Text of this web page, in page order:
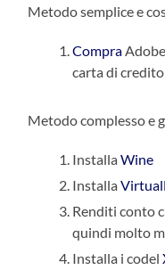
Metodo semplice e
Compra
carta di
Metodo complesso e
InstallaWine
Installa
Renditi conto
quindi molto
Installa i codel